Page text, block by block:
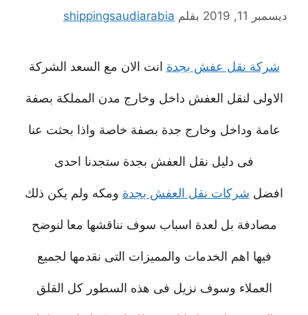
ديسمبر 11, 2019 بقلم shippingsaudiarabia
شركة نقل عفش بجدة انت الان مع السعد الشركة
الاولى لنقل العفش داخل وخارج مدن المملكة بصفة
عامة وداخل وخارج جدة بصفة خاصة واذا بحثت عنا
فى دليل نقل العفش بجدة ستجدنا احدى
افضل شركات نقل العفش بجدة ومكه ولم يكن ذلك
مصادفة بل لعدة اسباب سوف نناقشها معا لنوضح
فيها اهم الخدمات والمميزات التى نقدمها لجميع
العملاء وسوف نزيل فى هذه السطور كل القلق